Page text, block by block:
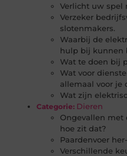
Verlicht uw
Verzeker
slotenmakers.
Waarbij de
hulp bij kunnen
Wat te doen bij
Wat voor
allemaal voor je
Wat zijn
Categorie: Dieren
Ongevallen met
hoe zit dat?
Paardenvoer
Verschillende